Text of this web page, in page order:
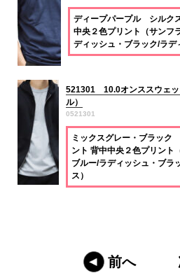
ディープパープル シルク
中央２色プリント（サンフ
ディッシュ・ブラック/ラデ
521301 10.0オンススウェッ
ル）
0521301
ミックスグレー・ブラッ
ント 背中中央２色プリント
ブルー/ラディッシュ・ブラ
ス）
前へ